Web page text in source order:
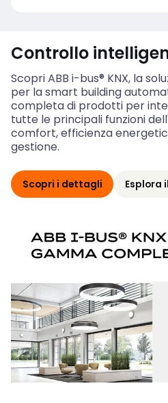
Controllo
Scopri ABB i-bus® KNX, la
per la smart building
completa di prodotti per
tutte le principali funzioni
comfort, efficienza
gestione.
Scopri i dettagli Esplora